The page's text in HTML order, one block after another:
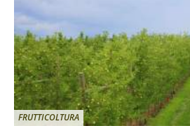
FRUTTICOLTURA